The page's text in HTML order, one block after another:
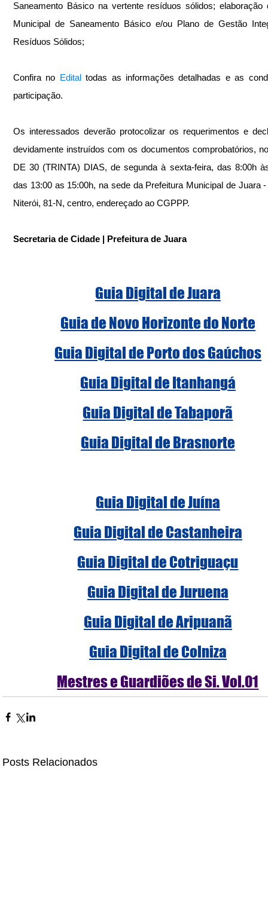
Saneamento Básico na vertente resíduos sólidos; elaboração
Municipal de Saneamento Básico e/ou Plano de Gestão
Resíduos Sólidos;
Confira no Edital todas as informações detalhadas e as
participação.
Os interessados deverão protocolizar os requerimentos e
devidamente instruídos com os documentos comprobatórios,
DE 30 (TRINTA) DIAS, de segunda à sexta-feira, das 8:00h
das 13:00 as 15:00h, na sede da Prefeitura Municipal de Juara
Niterói, 81-N, centro, endereçado ao CGPPP.
Secretaria de Cidade | Prefeitura de Juara
Guia Digital de Juara
Guia de Novo Horizonte do Norte
Guia Digital de Porto dos Gaúchos
Guia Digital de Itanhangá
Guia Digital de Tabaporã
Guia Digital de Brasnorte
Guia Digital de Juína
Guia Digital de Castanheira
Guia Digital de Cotriguaçu
Guia Digital de Juruena
Guia Digital de Aripuanã
Guia Digital de Colniza
Mestres e Guardiões de Si. Vol.01
Posts Relacionados